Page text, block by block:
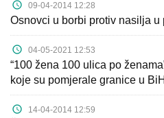
09-04-2014 12:28
Osnovci u borbi protiv nasilja u
04-05-2021 12:53
“100 žena 100 ulica po
koje su pomjerale granice u BiH
14-04-2014 12:59